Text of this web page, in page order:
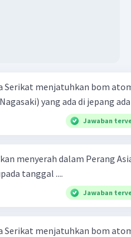
Serikat menjatuhkan bom
yang ada di jepang
Jawaban
menyerah dalam Perang
tanggal ....
Jawaban
Serikat menjatuhkan bom